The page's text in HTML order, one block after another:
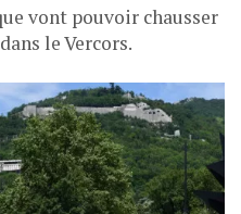
vont pouvoir chausser
le Vercors.